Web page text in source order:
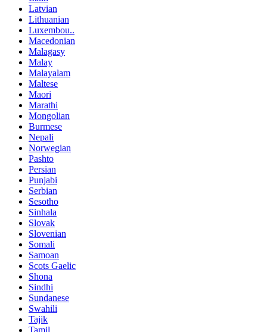
Latvian
Lithuanian
Luxembou..
Macedonian
Malagasy
Malay
Malayalam
Maltese
Maori
Marathi
Mongolian
Burmese
Nepali
Norwegian
Pashto
Persian
Punjabi
Serbian
Sesotho
Sinhala
Slovak
Slovenian
Somali
Samoan
Scots Gaelic
Shona
Sindhi
Sundanese
Swahili
Tajik
Tamil